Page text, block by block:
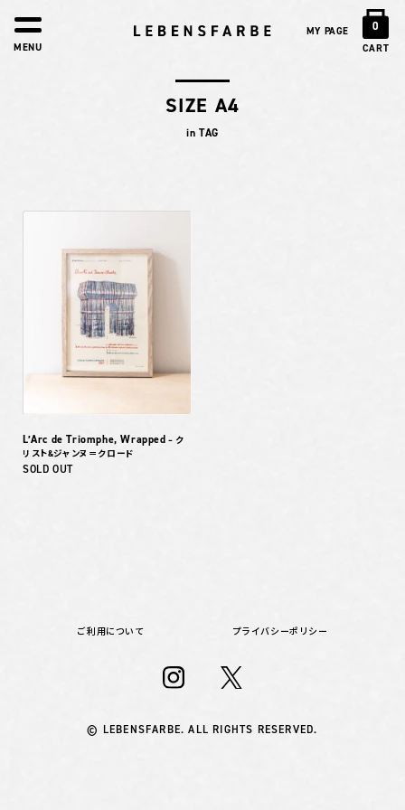
MY PAGE 0
CART
MENU
SIZE A4
in TAG
L’Arc de Triomphe, Wrapped – ク
リスト&ジャンヌ＝クロード
SOLD OUT
ご利用について プライバシーポリシー
© LEBENSFARBE. ALL RIGHTS RESERVED.